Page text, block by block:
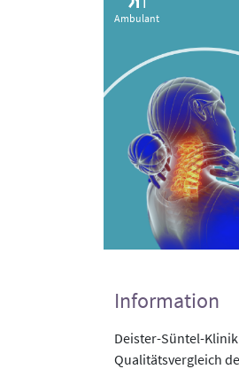
Ambulant
Information
Deister-Süntel-
Qualitätsvergleich